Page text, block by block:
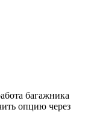
багажника
опцию через